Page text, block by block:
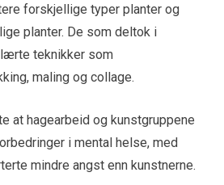
forskjellige typer planter og
planter. De som deltok i
teknikker som
maling og collage.
at hagearbeid og kunstgruppene
i mental helse, med
mindre angst enn kunstnerne.